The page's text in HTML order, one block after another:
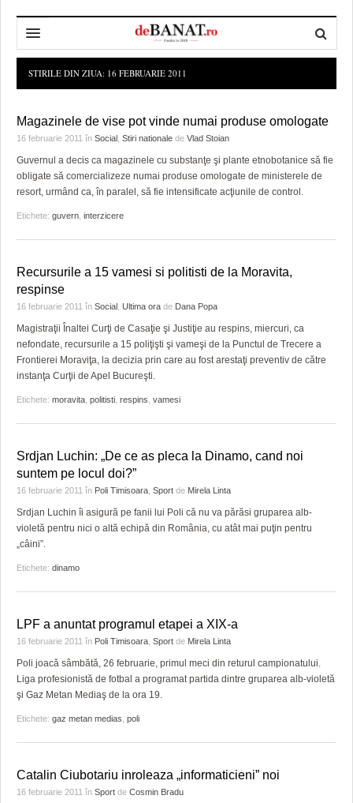
REDACȚIA DEBANAT
POLITICA DE COOKIES
POLITICA DE CONFIDENȚIALITATE
PRIMĂRIA TIMIŞOARA
CONSILIUL JUDEŢEAN TIMIŞ
PREFECTURA TIMIŞ
POLITICA
SPORT
POLI TIMISOARA
OPINII
JURNAL DE CAMPANIE
ZÂMBETE AMARE
GRĂDINA TAICII DOMNULUI
CU OIŞTEA-N KIERKEGAARD
FINANŢĂRI DE LA A LA Z
PE SURSE
ULTRAMARIN VA RECOMANDA
CULTURA
CRONICĂ DE FILM
FILME DOCUMENTARE
CLIPURI VIDEO
JOCURI ONLINE
AFACERI
SĂNĂTATE
MAI MULTE
ACCIDENTE
INFO SI UTILE
CULTURA
INVATAMANT
JUSTITIE
DIVERSE
FARMACII DIN TIMIŞOARA
HARTA TIMIŞOAREI
LICEE, ŞCOLI ŞI GRĂDINIŢE DIN TIMIŞ
PRIMĂRIILE DIN TIMIŞ
STIRILE DIN ZIUA: 16 FEBRUARIE 2011
Magazinele de vise pot vinde numai produse omologate
16 februarie 2011 în Social Stiri nationale de Vlad Stoian
Guvernul a decis ca magazinele cu substanţe şi plante etnobotanice să fie
obligate să comercializeze numai produse omologate de ministerele de
resort, urmând ca, în paralel, să fie intensificate acţiunile de control.
Etichete: guvern interzicere
Recursurile a 15 vamesi si politisti de la Moravita,
respinse
16 februarie 2011 în Social Ultima ora de Dana Popa
Magistraţii Înaltei Curţi de Casaţie şi Justiţie au respins, miercuri, ca
nefondate, recursurile a 15 poliţişti şi vameşi de la Punctul de Trecere a
Frontierei Moraviţa, la decizia prin care au fost arestaţi preventiv de către
instanţa Curţii de Apel Bucureşti.
Etichete: moravita politisti respins vamesi
Srdjan Luchin: „De ce as pleca la Dinamo, cand noi
suntem pe locul doi?”
16 februarie 2011 în Poli Timisoara Sport de Mirela Linta
Srdjan Luchin îi asigură pe fanii lui Poli că nu va părăsi gruparea alb-
violetă pentru nici o altă echipă din România, cu atât mai puţin pentru
„câini”.
Etichete: dinamo
LPF a anuntat programul etapei a XIX-a
16 februarie 2011 în Poli Timisoara Sport de Mirela Linta
Poli joacă sâmbătă, 26 februarie, primul meci din returul campionatului.
Liga profesionistă de fotbal a programat partida dintre gruparea alb-violetă
şi Gaz Metan Mediaş de la ora 19.
Etichete: gaz metan medias poli
Catalin Ciubotariu inroleaza „informaticieni” noi
16 februarie 2011 în Sport de Cosmin Bradu